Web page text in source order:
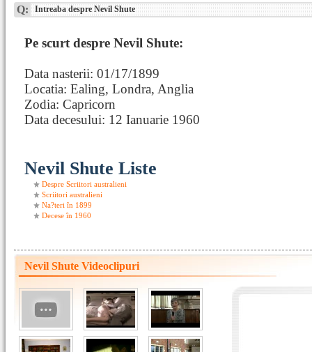
Q: Intreaba despre Nevil Shute
Pe scurt despre Nevil Shute:
Data nasterii: 01/17/1899
Locatia: Ealing, Londra, Anglia
Zodia: Capricorn
Data decesului: 12 Ianuarie 1960
Nevil Shute Liste
Despre Scriitori australieni
Scriitori australieni
Na?teri în 1899
Decese în 1960
Nevil Shute Videoclipuri